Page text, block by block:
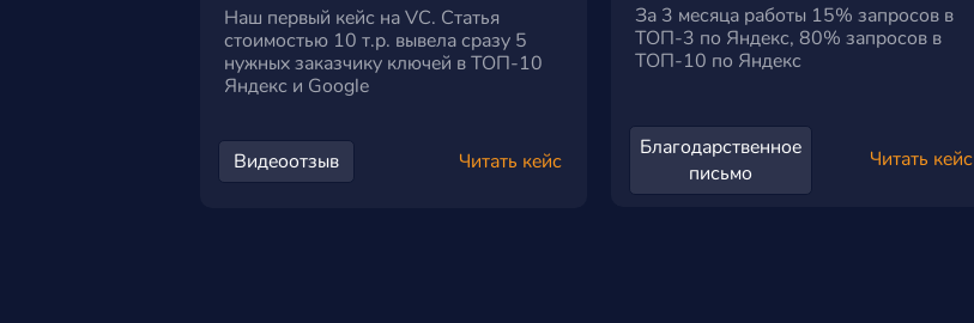
Наш первый кейс на VC. Статья
стоимостью 10 т.р. вывела сразу 5
нужных заказчику ключей в ТОП-10
Яндекс и Google
Видеоотзыв Читать кейс
За 3 месяца работы 15% запросов в
ТОП-3 по Яндекс, 80% запросов в
ТОП-10 по Яндекс
Благодарственное
письмо
Читать кейс